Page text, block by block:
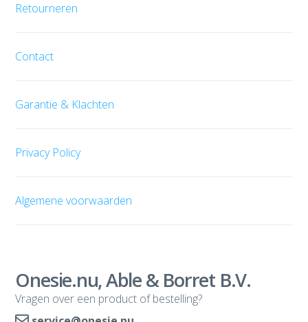
Retourneren
Contact
Garantie & Klachten
Privacy Policy
Algemene voorwaarden
Onesie.nu, Able & Borret B.V.
Vragen over een product of bestelling?